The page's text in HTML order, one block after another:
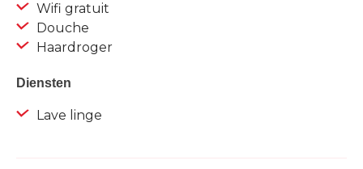
Wifi gratuit
Douche
Haardroger
Diensten
Lave linge